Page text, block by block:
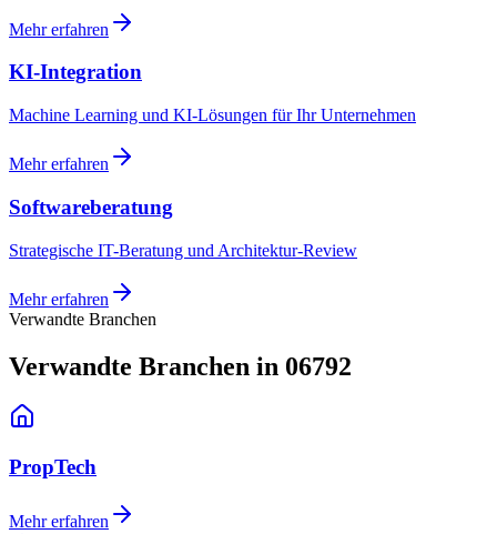
Mehr erfahren
KI-Integration
Machine Learning und KI-Lösungen für Ihr Unternehmen
Mehr erfahren
Softwareberatung
Strategische IT-Beratung und Architektur-Review
Mehr erfahren
Verwandte Branchen
Verwandte Branchen in 06792
PropTech
Mehr erfahren